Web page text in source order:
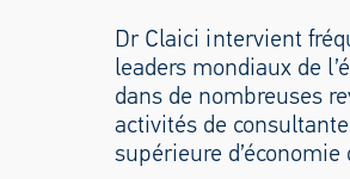
Dr Claici intervient
leaders mondiaux de
dans de nombreuses
activités de
supérieure d’économie